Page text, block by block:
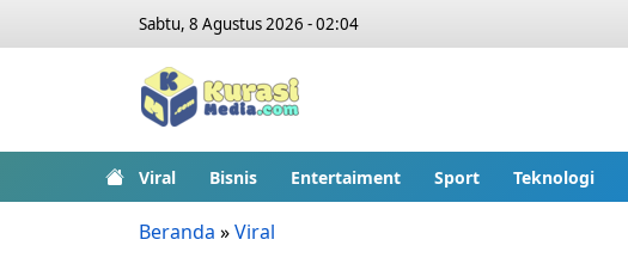
Sabtu, 8 Agustus 2026 - 02:04
Viral Bisnis Entertaiment Sport Teknologi
Beranda »Viral